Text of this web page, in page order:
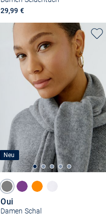
29,99 €
Neu
Oui
Damen Schal